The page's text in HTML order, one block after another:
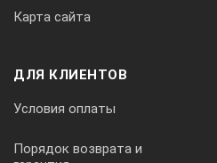
Карта сайта
ДЛЯ КЛИЕНТОВ
Условия оплаты
Порядок возврата и